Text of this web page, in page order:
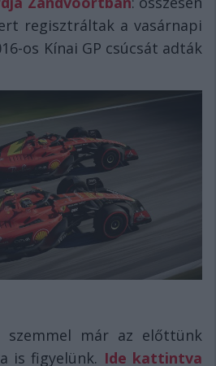
regisztráltak a vasárnapi
os Kínai GP csúcsát adták
szemmel már az előttünk
is figyelünk. Ide kattintva